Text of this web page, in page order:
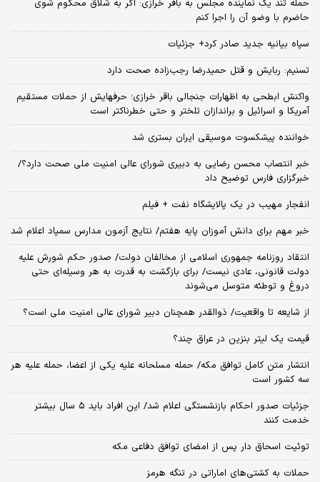
حمله تند یک نماینده مجلس به باقر خرازی: اگر به شلاق محکوم شوی
حاضرم با وضو آن را اجرا کنم
سپاه بیانیه جدید صادر کرد+ جزئیات
تسنیم: ربایش و قتل حمیدرضا رجب‌زاده صحت دارد
واکنش ابطحی به اظهارات جنجالی باقر خرازی؛ حرفهایش از حملات مستقیم
آمریکا و اسرائیل و براندازان تلختر و حتی خطرناکتر است
خواننده پیشکسوت موسیقی ایران بستری شد
خبر انتصاب محسن رضایی به دبیری شورای عالی امنیت ملی صحت دارد؟/
خبرگزاری فارس توضیح داد
انفجار مهیب در یک پالایشگاه نفت + فیلم
خبر مهم برای دانش آموزان پایه هفتم/ نتایج آزمون مدارس سمپاد اعلام شد
انتقاد روزنامه جمهوری اسلامی از مخالفان دولت/ صدور حکم شورش علیه
دولت قانونی، عادی نیست/ برای بازگشت به قدرت به هر وسیله‌ای حتی
دروغ و توطئه متوسل می‌شوند
از شایعه تا واقعیت/ ذوالقدر همچنان دبیر شورای ‌عالی امنیت ملی است؟
قیمت یک لیتر بنزین در عراق چند؟
انتشار متن کامل توافق مکه/ حمله مسلحانه علیه یکی از اعضا، حمله علیه هر
سه کشور است
جزئیات صدور احکام بازنشستگی اعلام شد/ این افراد باید ۵ سال بیشتر
خدمت کنند
توئیت اسحاق دار پس از امضای توافق دفاعی مکه
حملات به کشتی‌های اماراتی در تنگه هرمز